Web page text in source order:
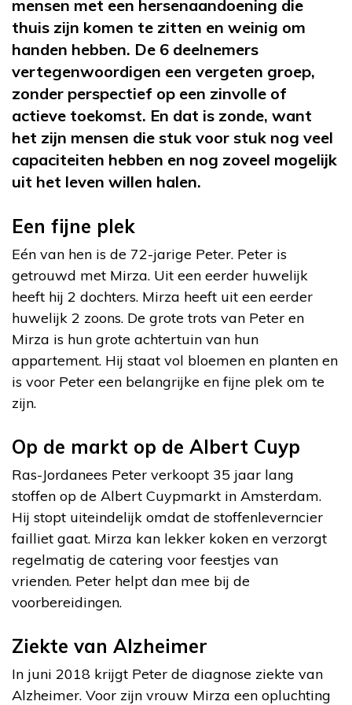
mensen met een hersenaandoening die
thuis zijn komen te zitten en weinig om
handen hebben. De 6 deelnemers
vertegenwoordigen een vergeten groep,
zonder perspectief op een zinvolle of
actieve toekomst. En dat is zonde, want
het zijn mensen die stuk voor stuk nog veel
capaciteiten hebben en nog zoveel mogelijk
uit het leven willen halen.
Een fijne plek
Eén van hen is de 72-jarige Peter. Peter is
getrouwd met Mirza. Uit een eerder huwelijk
heeft hij 2 dochters. Mirza heeft uit een eerder
huwelijk 2 zoons. De grote trots van Peter en
Mirza is hun grote achtertuin van hun
appartement. Hij staat vol bloemen en planten en
is voor Peter een belangrijke en fijne plek om te
zijn.
Op de markt op de Albert Cuyp
Ras-Jordanees Peter verkoopt 35 jaar lang
stoffen op de Albert Cuypmarkt in Amsterdam.
Hij stopt uiteindelijk omdat de stoffenleverncier
failliet gaat. Mirza kan lekker koken en verzorgt
regelmatig de catering voor feestjes van
vrienden. Peter helpt dan mee bij de
voorbereidingen.
Ziekte van Alzheimer
In juni 2018 krijgt Peter de diagnose ziekte van
Alzheimer. Voor zijn vrouw Mirza een opluchting